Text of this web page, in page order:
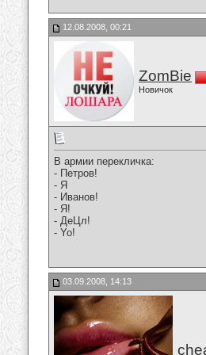
12.08.2008, 00:21
ZomBie
Новичок
В армии перекличка:
- Петров!
- Я
- Иванов!
- Я!
- ДеЦл!
- Yo!
03.09.2008, 14:13